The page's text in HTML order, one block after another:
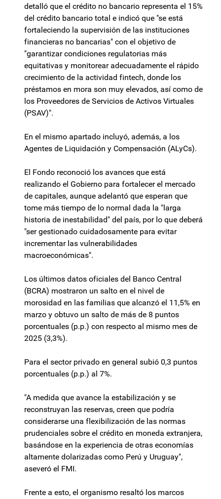
detalló que el crédito no bancario representa el 15%
del crédito bancario total e indicó que "se está
fortaleciendo la supervisión de las instituciones
financieras no bancarias" con el objetivo de
"garantizar condiciones regulatorias más
equitativas y monitorear adecuadamente el rápido
crecimiento de la actividad fintech, donde los
préstamos en mora son muy elevados, así como de
los Proveedores de Servicios de Activos Virtuales
(PSAV)".
En el mismo apartado incluyó, además, a los
Agentes de Liquidación y Compensación (ALyCs).
El Fondo reconoció los avances que está
realizando el Gobierno para fortalecer el mercado
de capitales, aunque adelantó que esperan que
tome más tiempo de lo normal dada la "larga
historia de inestabilidad" del país, por lo que deberá
"ser gestionado cuidadosamente para evitar
incrementar las vulnerabilidades
macroeconómicas".
Los últimos datos oficiales del Banco Central
(BCRA) mostraron un salto en el nivel de
morosidad en las familias que alcanzó el 11,5% en
marzo y obtuvo un salto de más de 8 puntos
porcentuales (p.p.) con respecto al mismo mes de
2025 (3,3%).
Para el sector privado en general subió 0,3 puntos
porcentuales (p.p.) al 7%.
"A medida que avance la estabilización y se
reconstruyan las reservas, creen que podría
considerarse una flexibilización de las normas
prudenciales sobre el crédito en moneda extranjera,
basándose en la experiencia de otras economías
altamente dolarizadas como Perú y Uruguay",
aseveró el FMI.
Frente a esto, el organismo resaltó los marcos